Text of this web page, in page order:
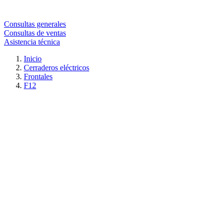
Consultas generales
Consultas de ventas
Asistencia técnica
Inicio
Cerraderos eléctricos
Frontales
F12